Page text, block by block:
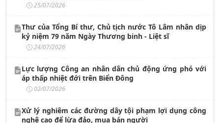
25/07/2026
Thư của Tổng Bí thư, Chủ tịch nước Tô Lâm nhân dịp
kỷ niệm 79 năm Ngày Thương binh - Liệt sĩ
24/07/2026
Lực lượng Công an nhân dân chủ động ứng phó với
áp thấp nhiệt đới trên Biển Đông
02/07/2026
Xử lý nghiêm các đường dây tội phạm lợi dụng công
nghệ cao để lừa đảo, mua bán người